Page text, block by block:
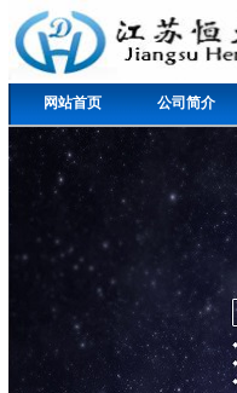
网站首页 公司简介